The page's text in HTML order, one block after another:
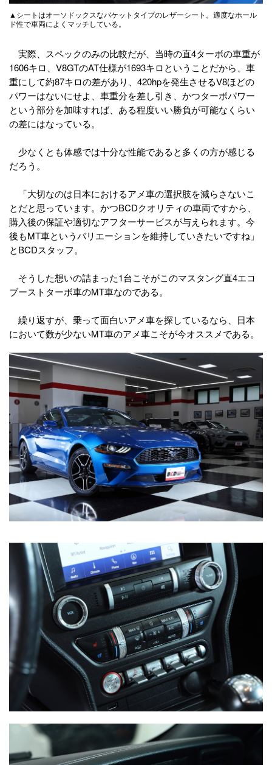
▲シートはオーソドックスなバケットタイプのレザーシート。適度なホール
ド性で車両によくマッチしている。
実際、スペックのみの比較だが、当時の直4ターボの車重が
1606キロ、V8GTのAT仕様が1693キロということだから、車
重にして約87キロの差があり、420hpを発生させるV8ほどの
パワーはないにせよ、車重分を差し引き、かつターボパワー
という部分を加味すれば、ある程度いい勝負が可能なくらい
の差にはなっている。
少なくとも体感では十分な性能であると多くの方が感じる
だろう。
「大切なのは日本におけるアメ車の選択肢を減らさないこ
とだと思っています。かつBCDクオリティの車両ですから、
購入後の保証や適切なアフターサービスが与えられます。今
後もMT車というバリエーションを維持していきたいですね」
とBCDスタッフ。
そうした想いの詰まった1台こそがこのマスタング直4エコ
ブーストターボ車のMT車なのである。
繰り返すが、乗って面白いアメ車を探しているなら、日本
において数が少ないMT車のアメ車こそが今オススメである。